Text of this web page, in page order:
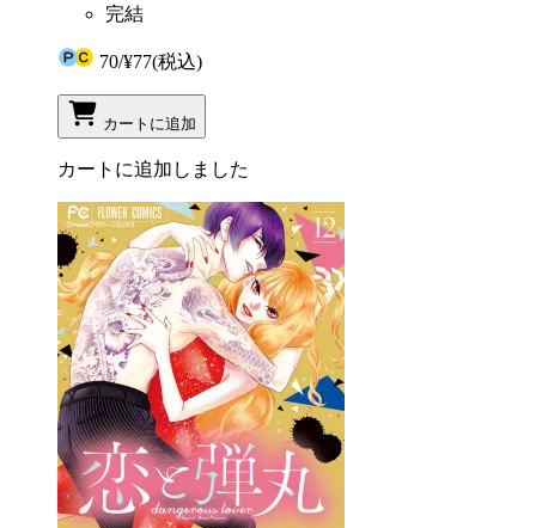
完結
70/¥77(税込)
カートに追加
カートに追加しました